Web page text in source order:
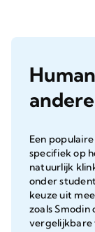
Een
specifiek op
natuurlijk
onder
keuze uit
zoals
vergelijkbare